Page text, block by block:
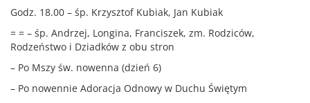
Godz. 18.00 – śp. Krzysztof Kubiak, Jan Kubiak
= = – śp. Andrzej, Longina, Franciszek, zm. Rodziców,
Rodzeństwo i Dziadków z obu stron
– Po Mszy św. nowenna (dzień 6)
– Po nowennie Adoracja Odnowy w Duchu Świętym